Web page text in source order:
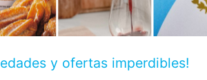
y ofertas imperdibles!